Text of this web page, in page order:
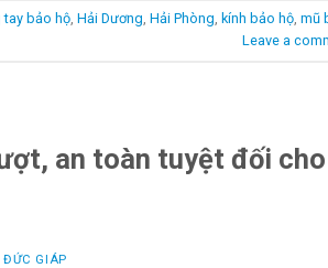
tay bảo hộ, Hải Dương, Hải Phòng, kính bảo hộ, mũ
Leave a
an toàn tuyệt đối cho
ĐỨC GIÁP